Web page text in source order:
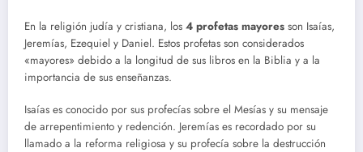
En la religión judía y cristiana, los 4 profetas mayores son Isaías,
Jeremías, Ezequiel y Daniel. Estos profetas son considerados
«mayores» debido a la longitud de sus libros en la Biblia y a la
importancia de sus enseñanzas.
Isaías es conocido por sus profecías sobre el Mesías y su mensaje
de arrepentimiento y redención. Jeremías es recordado por su
llamado a la reforma religiosa y su profecía sobre la destrucción